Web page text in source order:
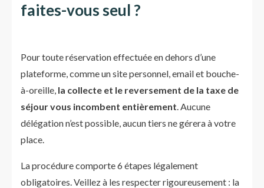
faites-vous seul ?
Pour toute réservation effectuée en dehors d’une
plateforme, comme un site personnel, email et bouche-
à-oreille, la collecte et le reversement de la taxe de
séjour vous incombent entièrement. Aucune
délégation n’est possible, aucun tiers ne gérera à votre
place.
La procédure comporte 6 étapes légalement
obligatoires. Veillez à les respecter rigoureusement : la